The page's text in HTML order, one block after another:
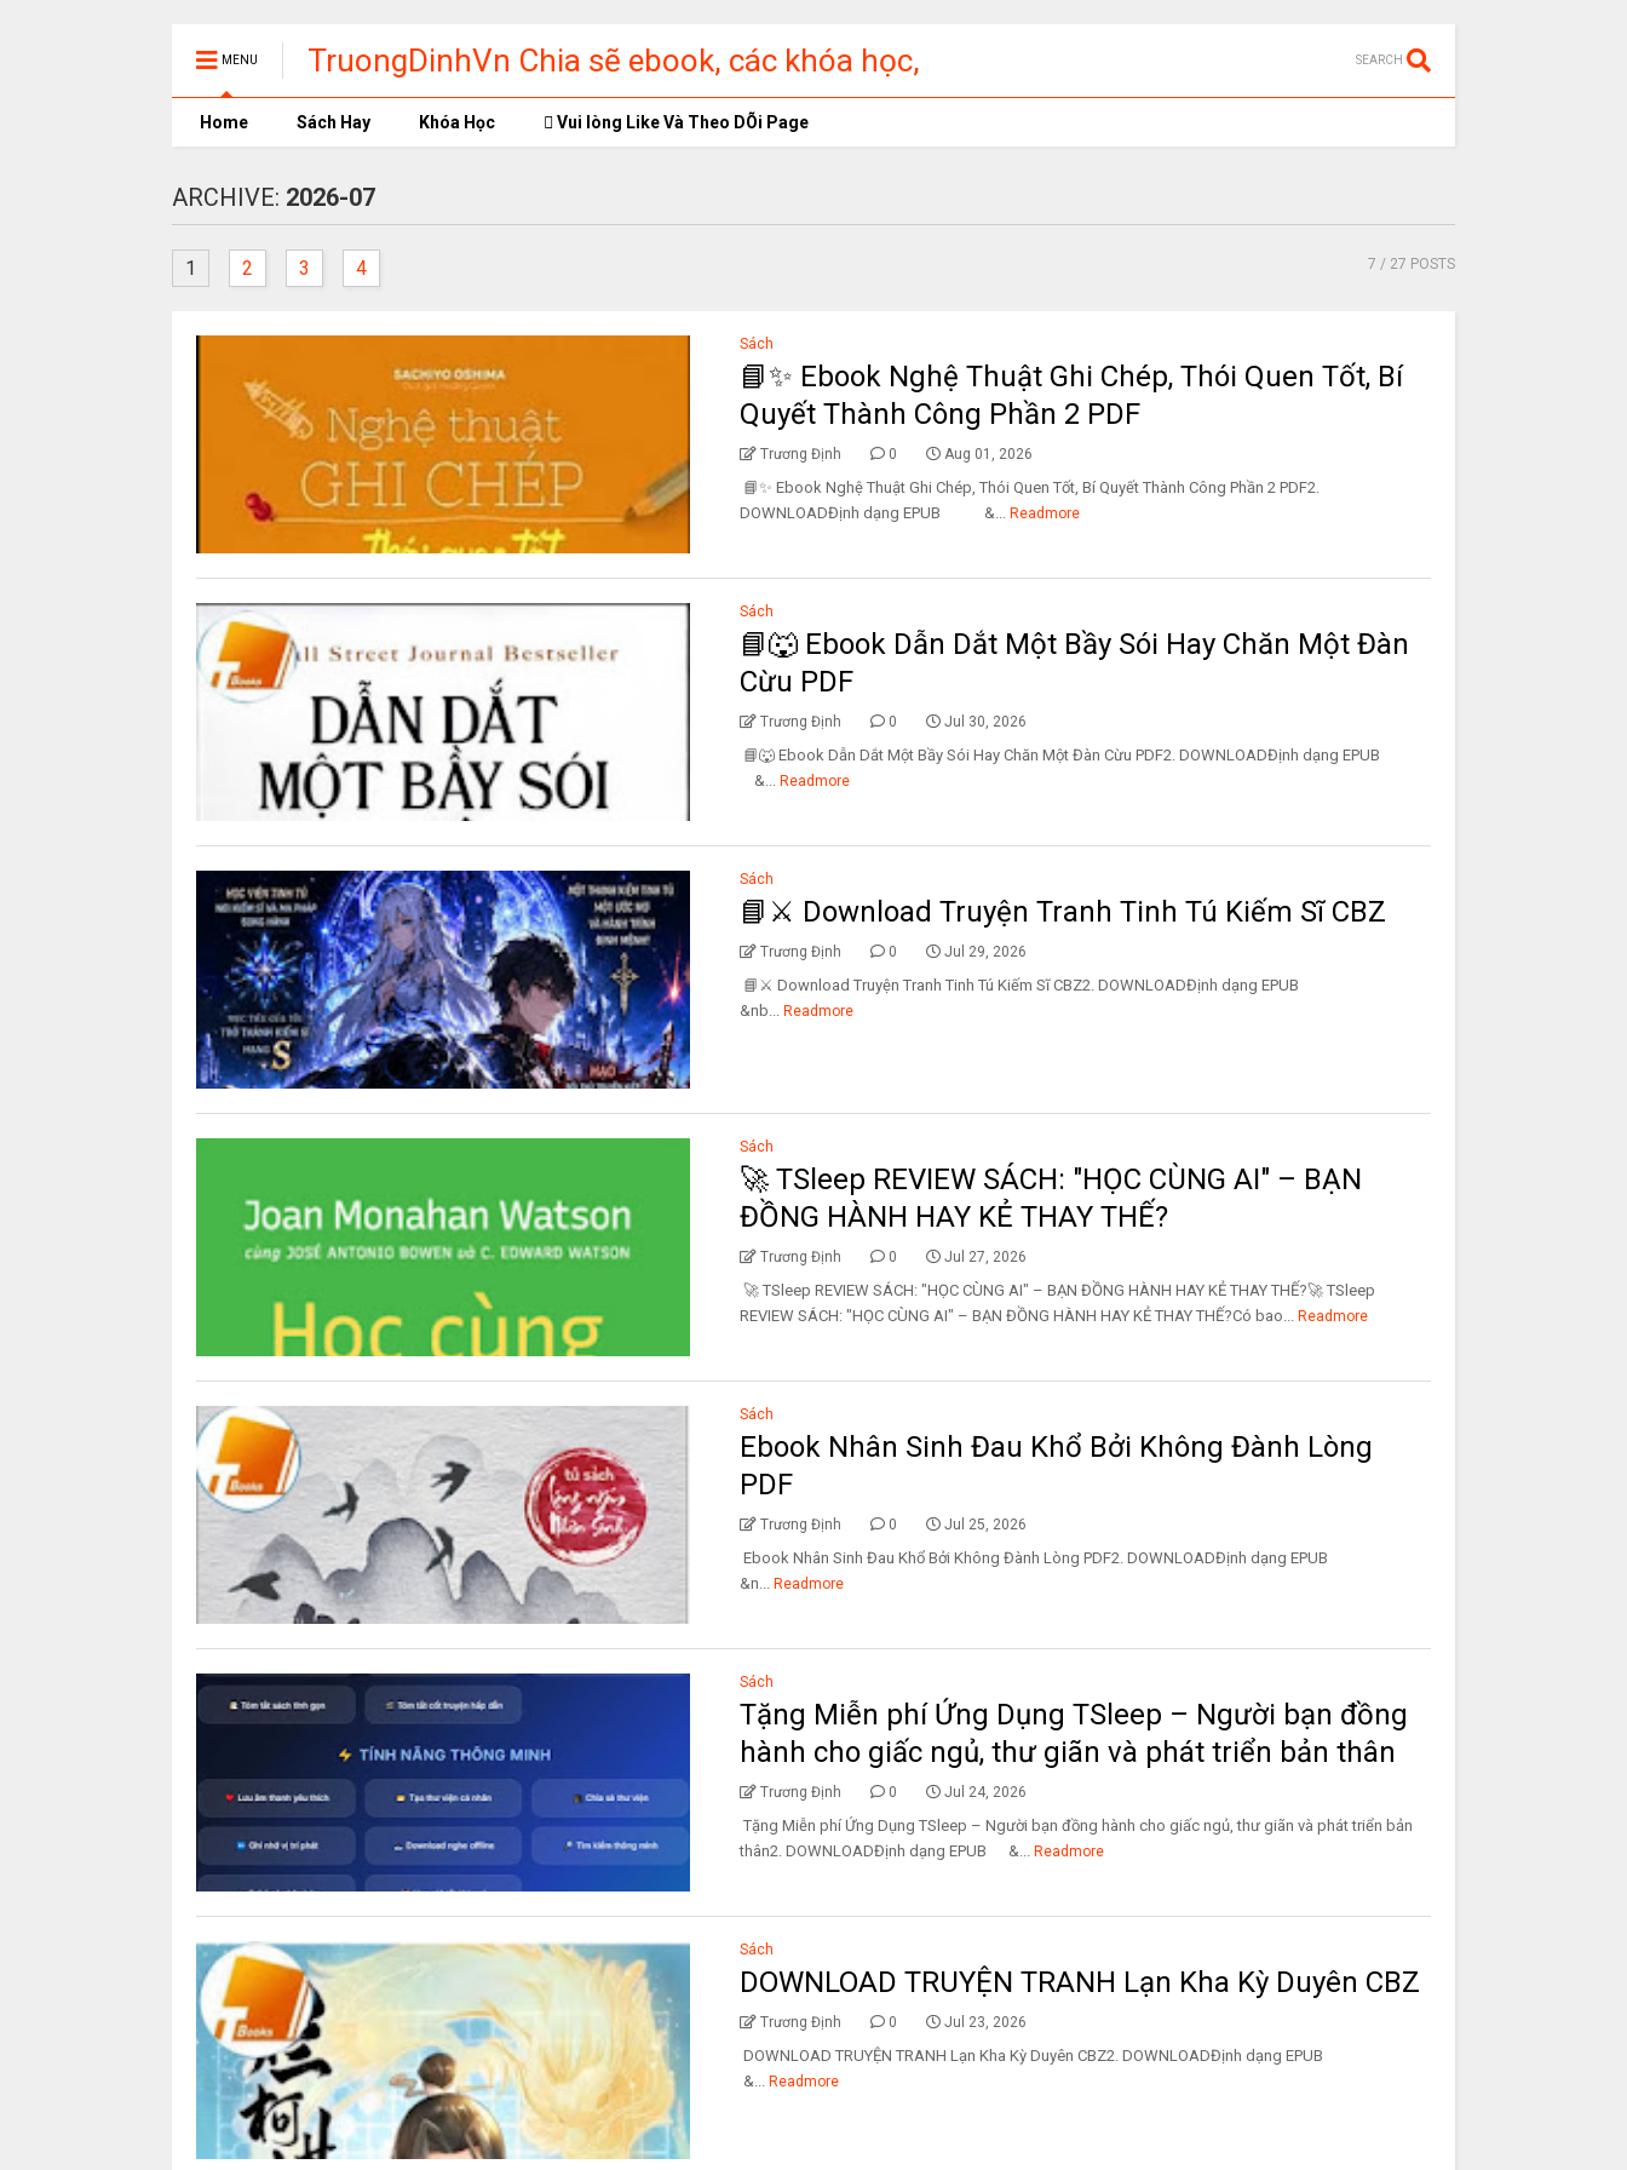
MENU
TruongDinhVn Chia sẽ ebook, các khóa học,
phần mềm học tập miễn phí
SEARCH
Home Sách Hay Khóa Học Vui lòng Like Và Theo DÕi Page
ARCHIVE: 2026-07
1 2 3 4 7 / 27 POSTS
Sách
📘✨ Ebook Nghệ Thuật Ghi Chép, Thói Quen Tốt, Bí
Quyết Thành Công Phần 2 PDF
Trương Định 0 Aug 01, 2026
📘✨ Ebook Nghệ Thuật Ghi Chép, Thói Quen Tốt, Bí Quyết Thành Công Phần 2 PDF2.
DOWNLOADĐịnh dạng EPUB &... Readmore
Sách
📘🐺 Ebook Dẫn Dắt Một Bầy Sói Hay Chăn Một Đàn
Cừu PDF
Trương Định 0 Jul 30, 2026
📘🐺 Ebook Dẫn Dắt Một Bầy Sói Hay Chăn Một Đàn Cừu PDF2. DOWNLOADĐịnh dạng EPUB
&... Readmore
Sách
📘⚔️ Download Truyện Tranh Tinh Tú Kiếm Sĩ CBZ
Trương Định 0 Jul 29, 2026
📘⚔️ Download Truyện Tranh Tinh Tú Kiếm Sĩ CBZ2. DOWNLOADĐịnh dạng EPUB
&nb... Readmore
Sách
🚀 TSleep REVIEW SÁCH: "HỌC CÙNG AI" – BẠN
ĐỒNG HÀNH HAY KẺ THAY THẾ?
Trương Định 0 Jul 27, 2026
🚀 TSleep REVIEW SÁCH: "HỌC CÙNG AI" – BẠN ĐỒNG HÀNH HAY KẺ THAY THẾ?🚀 TSleep
REVIEW SÁCH: "HỌC CÙNG AI" – BẠN ĐỒNG HÀNH HAY KẺ THAY THẾ?Có bao... Readmore
Sách
Ebook Nhân Sinh Đau Khổ Bởi Không Đành Lòng
PDF
Trương Định 0 Jul 25, 2026
Ebook Nhân Sinh Đau Khổ Bởi Không Đành Lòng PDF2. DOWNLOADĐịnh dạng EPUB
&n... Readmore
Sách
Tặng Miễn phí Ứng Dụng TSleep – Người bạn đồng
hành cho giấc ngủ, thư giãn và phát triển bản thân
Trương Định 0 Jul 24, 2026
Tặng Miễn phí Ứng Dụng TSleep – Người bạn đồng hành cho giấc ngủ, thư giãn và phát triển bản
thân2. DOWNLOADĐịnh dạng EPUB &... Readmore
Sách
DOWNLOAD TRUYỆN TRANH Lạn Kha Kỳ Duyên CBZ
Trương Định 0 Jul 23, 2026
DOWNLOAD TRUYỆN TRANH Lạn Kha Kỳ Duyên CBZ2. DOWNLOADĐịnh dạng EPUB
&... Readmore